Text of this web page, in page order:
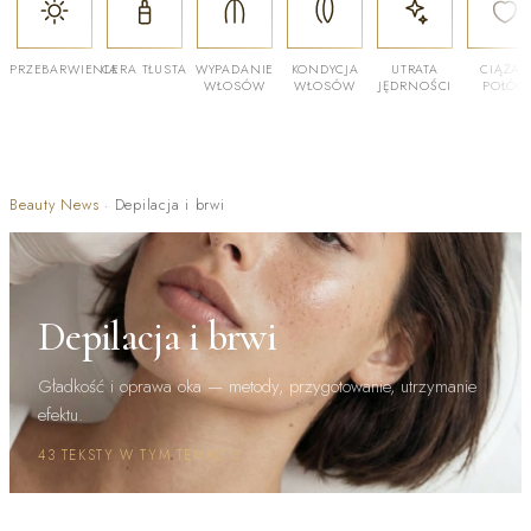
PRZEBARWIENIACERA TŁUSTA WYPADANIE
WŁOSÓW
KONDYCJA
WŁOSÓW
UTRATA
JĘDRNOŚCI
CIĄŻA I
POŁÓG
Beauty News · Depilacja i brwi
Depilacja i brwi
Gładkość i oprawa oka — metody, przygotowanie, utrzymanie
efektu.
43 TEKSTY W TYM TEMACIE